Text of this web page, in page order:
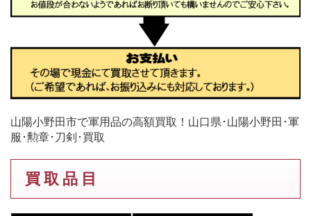
山陽小野田市で軍用品の高額買取！山口県･山陽小野田･軍
服･勲章･刀剣･買取
買 取 品 目